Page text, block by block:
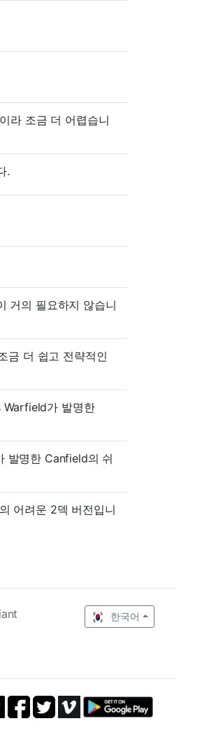
라 조금 더 어렵습니
.
거의 필요하지 않습니
금 더 쉽고 전략적인
Warfield가 발명한
발명한 Canfield의 쉬
어려운 2덱 버전입니
한국어